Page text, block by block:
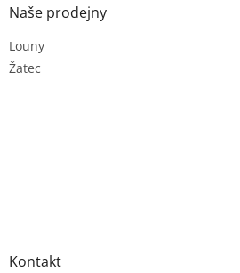
Naše prodejny
Louny
Žatec
Kontakt